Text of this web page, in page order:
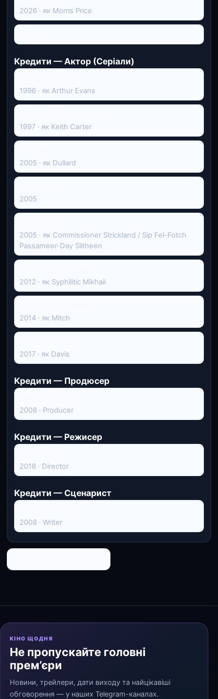
2026 · як Morris Price
Кредити — Актор (Серіали)
1996 · як Arthur Evans
1997 · як Keith Carter
2005 · як Dullard
2005
2005 · як Commissioner Strickland / Sip Fel-Fotch
Passameer-Day Slitheen
2012 · як Syphilitic Mikhail
2014 · як Mitch
2017 · як Davis
Кредити — Продюсер
2008 · Producer
Кредити — Режисер
2018 · Director
Кредити — Сценарист
2008 · Writer
КІНО ЩОДНЯ
Не пропускайте головні
прем’єри
Новини, трейлери, дати виходу та найцікавіші
обговорення — у наших Telegram-каналах.